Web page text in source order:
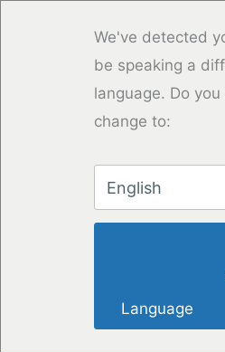
We've detected
be speaking a
language. Do
change to:
English